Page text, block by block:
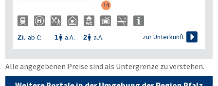
14
Zi. ab €: 1 a.A. 2 a.A. zur Unterkunft 
Alle angegebenen Preise sind als Untergrenze zu verstehen.